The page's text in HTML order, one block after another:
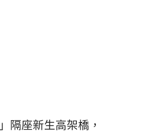
隔座新生高架橋，